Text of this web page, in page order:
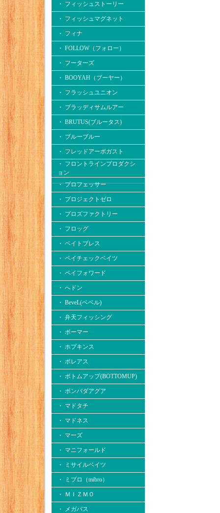
・ フィッシュストーリー
・ フィッシュマグネット
・ フィナ
・ FOLLOW（フォロー）
・ フーターズ
・ BOOYAH（ブーヤー）
・ フラッシュユニオン
・ ブラッディサムルアー
・ BRUTUS(ブルータス)
・ ブルーブルー
・ フレッドアーボガスト
・ フロントラインプロダクシ
ョン
・ プロフェッサー
・ プロジェクトゼロ
・ プロズファクトリー
・ フロッグ
・ ベイトブレス
・ ペイチェックベイツ
・ ペイフォワード
・ へドン
・ BeveL(ベベル)
・ 弁天フィッシング
・ ボーマー
・ ホプキンス
・ ボレアス
・ ボトムアップ(BOTTOMUP)
・ ボンバダアグア
・ マドタチ
・ マドネス
・ マーズ
・ マニフォールド
・ ミサイルベイツ
・ ミブロ（mibro）
・ ＭＩＺＭＯ
・ メガバス